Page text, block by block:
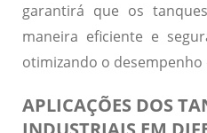
garantirá que os
maneira eficiente e
otimizando o desempenho
APLICAÇÕES DOS